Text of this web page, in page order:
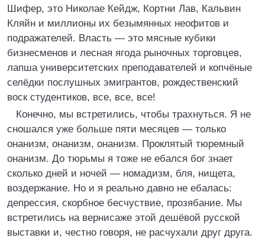
Шифер, это Николае Кейдж, Кортни Лав, Кальвин
Кляйн и миллионы их безымянных неофитов и
подражателей. Власть — это мясные кубики
бизнесменов и лесная ягода рыночных торговцев,
лапша университетских преподавателей и копчёные
селёдки послушных эмигрантов, рождественский
воск студентиков, все, все, все!
Конечно, мы встретились, чтобы трахнуться. Я не
сношался уже больше пяти месяцев — только
онанизм, онанизм, онанизм. Проклятый тюремный
онанизм. До тюрьмы я тоже не ебался бог знает
сколько дней и ночей — номадизм, бля, нищета,
воздержание. Но и я реально давно не ебалась:
депрессия, скорбное бесчуствие, прозябание. Мы
встретились на вернисаже этой дешёвой русской
выставки и, честно говоря, не расчухали друг друга.